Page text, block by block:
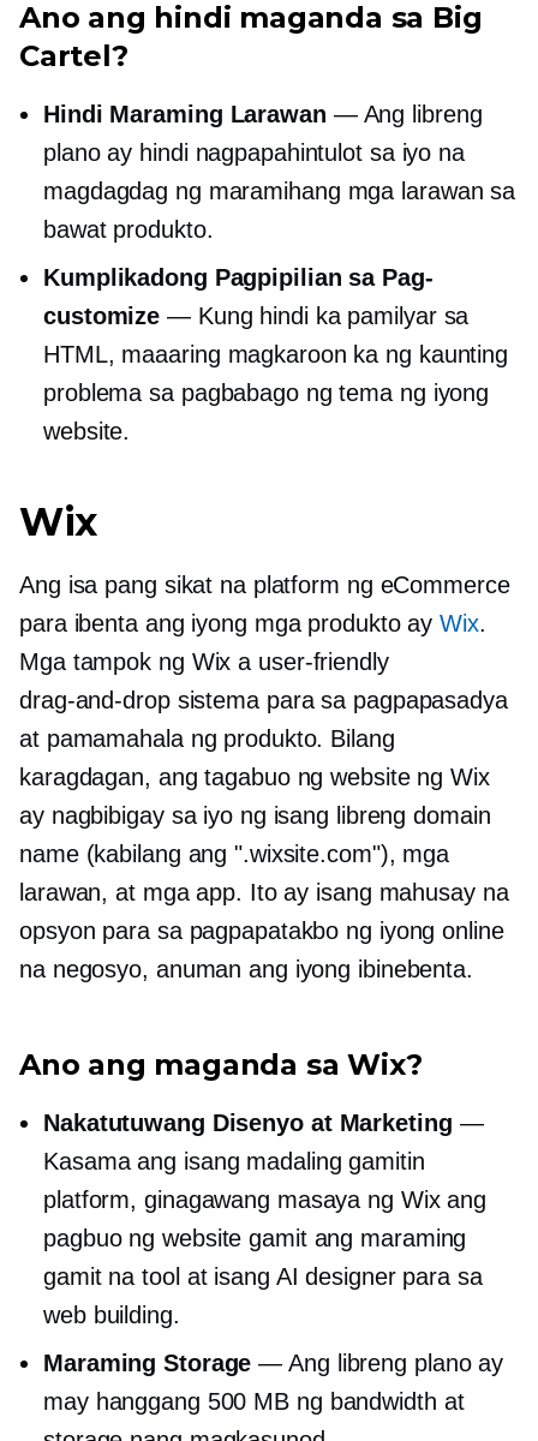
Ano ang hindi maganda sa Big
Cartel?
Hindi Maraming Larawan — Ang libreng
plano ay hindi nagpapahintulot sa iyo na
magdagdag ng maramihang mga larawan sa
bawat produkto.
Kumplikadong Pagpipilian sa Pag-
customize — Kung hindi ka pamilyar sa
HTML, maaaring magkaroon ka ng kaunting
problema sa pagbabago ng tema ng iyong
website.
Wix
Ang isa pang sikat na platform ng eCommerce
para ibenta ang iyong mga produkto ayWix.
Mga tampok ng Wix a user-friendly
drag-and-dropsistema para sa pagpapasadya
at pamamahala ng produkto. Bilang
karagdagan, ang tagabuo ng website ng Wix
ay nagbibigay sa iyo ng isang libreng domain
name (kabilang ang ".wixsite.com"), mga
larawan, at mga app. Ito ay isang mahusay na
opsyon para sa pagpapatakbo ng iyong online
na negosyo, anuman ang iyong ibinebenta.
Ano ang maganda sa Wix?
Nakatutuwang Disenyo at Marketing —
Kasama ang isang madaling gamitin
platform, ginagawang masaya ng Wix ang
pagbuo ng website gamit ang maraming
gamit na tool at isang AI designer para sa
web building.
Maraming Storage — Ang libreng plano ay
may hanggang 500 MB ng bandwidth at